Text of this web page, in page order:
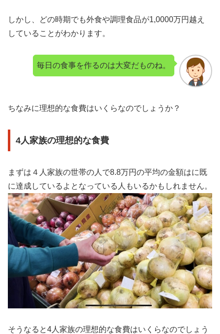
しかし、どの時期でも外食や調理食品が1,0000万円越え
していることがわかります。
毎日の食事を作るのは大変だものね。
ちなみに理想的な食費はいくらなのでしょうか？
4人家族の理想的な食費
まずは４人家族の世帯の人で8.8万円の平均の金額はに既
に達成しているよとなっている人もいるかもしれません。
そうなると4人家族の理想的な食費はいくらなのでしょう